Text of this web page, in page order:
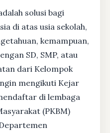
solusi bagi
di atas usia sekolah,
kemampuan,
SD, SMP, atau
dari Kelompok
mengikuti Kejar
di lembaga
(PKBM)